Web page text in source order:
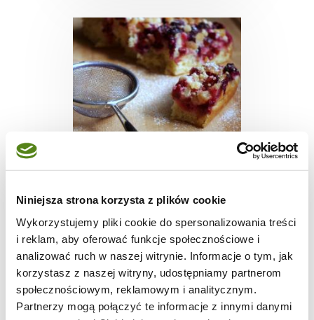
Niniejsza strona korzysta z plików cookie
Wykorzystujemy pliki cookie do spersonalizowania treści
i reklam, aby oferować funkcje społecznościowe i
analizować ruch w naszej witrynie. Informacje o tym, jak
korzystasz z naszej witryny, udostępniamy partnerom
społecznościowym, reklamowym i analitycznym.
Partnerzy mogą połączyć te informacje z innymi danymi
CIASTA I TORTY
drożdżowe z owocami
(lata) i kruszonką. po
prostu.
godz.
4475
kcal